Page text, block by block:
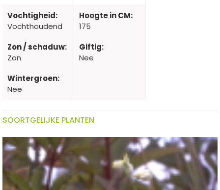
Vochtigheid:
Vochthoudend
Zon / schaduw:
Zon
Wintergroen:
Nee
Hoogte in CM:
175
Giftig:
Nee
SOORTGELIJKE PLANTEN